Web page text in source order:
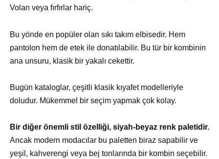
Volan veya fırfırlar hariç.
Bu yönde en popüler olan sıkı takım elbisedir. Hem
pantolon hem de etek ile donatılabilir. Bu tür bir kombinin
ana unsuru, klasik bir yakalı cekettir.
Bugün kataloglar, çeşitli klasik kıyafet modelleriyle
doludur. Mükemmel bir seçim yapmak çok kolay.
Bir diğer önemli stil özelliği, siyah-beyaz renk paletidir.
Ancak modern modacılar bu paletten biraz sapabilir ve
yeşil, kahverengi veya bej tonlarında bir kombin seçebilir.